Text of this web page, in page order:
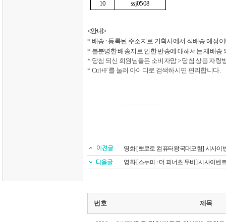
10
ssj0508
<안내>
* 배송 : 등록된 주소지로 기획사에서 직배송 예정
* 불분명한 배송지로 인한 반송에 대해서는 재배송
* 당첨 되신 회원님들은 소비자맘>당첨 상품 자랑
* Ctrl+F 를 눌러 아이디로 검색하시면 편리합니다.
영화 [뽀로로 컴퓨터왕국대모험] 시사이
영화 [스누피 : 더 피너츠 무비] 시사이벤
번호 제목